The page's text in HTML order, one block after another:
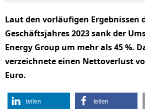
Laut den vorläufigen Ergebnissen
Geschäftsjahres 2023 sank der
Energy Group um mehr als 45 %.
verzeichnete einen Nettoverlust
Euro.
teilen teilen